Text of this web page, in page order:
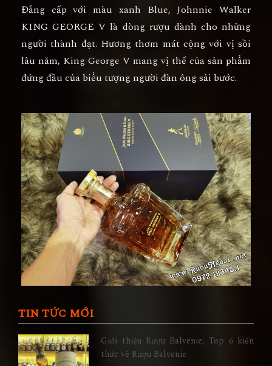
Đẳng cấp với màu xanh Blue,Johnnie Walker
KING GEORGE V là dòng rượu dành cho những
người thành đạt. Hương thơm mát cộng với vị sồi
lâu năm, King George V mang vị thế của sản phẩm
đứng đầu của biểu tượng người đàn ông sải bước.
TIN TỨC MỚI
Giới thiệu Rượu Balvenie, Top 6 kiến
thức về Rượu Balvenie